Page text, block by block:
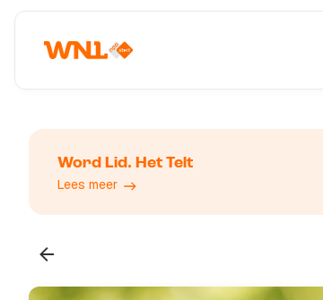
Word Lid. Het Telt
Lees meer